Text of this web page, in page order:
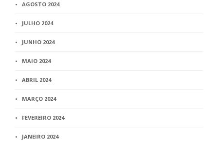
AGOSTO 2024
JULHO 2024
JUNHO 2024
MAIO 2024
ABRIL 2024
MARÇO 2024
FEVEREIRO 2024
JANEIRO 2024